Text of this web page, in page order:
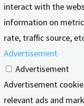
interact with the
information on
rate, traffic source,
Advertisement
Advertisement
Advertisement
relevant ads and